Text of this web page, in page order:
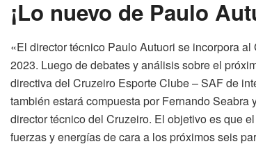
¡Lo nuevo de Paulo
«El director técnico Paulo Autuori se incorpora
2023. Luego de debates y análisis sobre el
directiva del Cruzeiro Esporte Clube – SAF de
también estará compuesta por Fernando
director técnico del Cruzeiro. El objetivo es que
fuerzas y energías de cara a los próximos seis